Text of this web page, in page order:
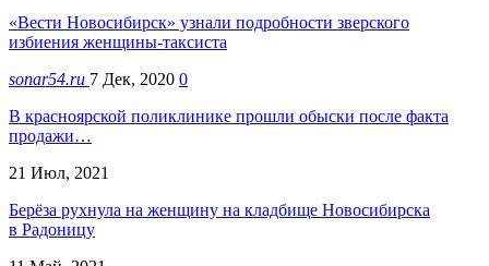
«Вести Новосибирск» узнали подробности зверского
избиения женщины-таксиста
sonar54.ru 7 Дек, 2020 0
В красноярской поликлинике прошли обыски после факта
продажи…
21 Июл, 2021
Берёза рухнула на женщину на кладбище Новосибирска
в Радоницу